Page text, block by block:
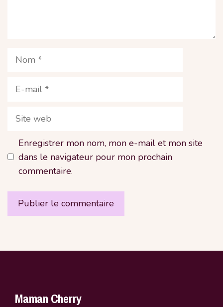
Nom
E-
Site
Enregistrer mon nom, mon e-mail et mon site
dans le navigateur pour mon prochain
commentaire.
Maman Cherry